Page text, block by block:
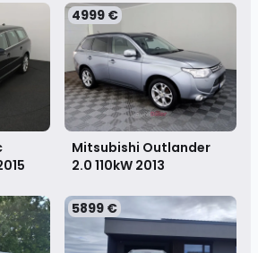
4999 €
Mitsubishi Outlander
2.0 110kW 2013
5899 €